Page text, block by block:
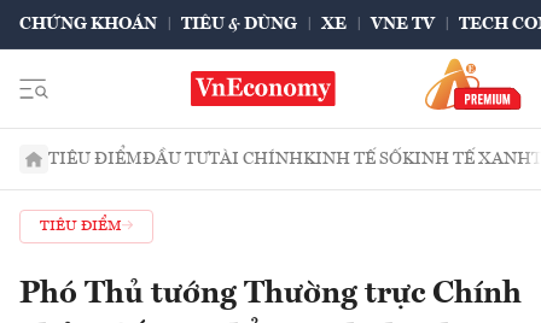
CHỨNG KHOÁN TIÊU & DÙNG XE VNE TV TECH
TIÊU ĐIỂMĐẦU TƯTÀI CHÍNHKINH TẾ SỐKINH TẾ XANH
TIÊU ĐIỂM
Phó Thủ tướng Thường trực Chính